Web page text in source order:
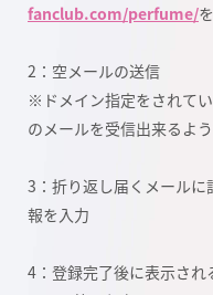
fanclub.com/perfume/
2：空メールの送信
※ドメイン指定をされて
のメールを受信出来るよ
3：折り返し届くメール
報を入力
4：登録完了後に表示され